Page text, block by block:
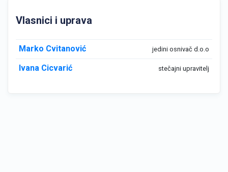
Vlasnici i uprava
Marko Cvitanović jedini osnivač d.o.o
Ivana Cicvarić stečajni upravitelj